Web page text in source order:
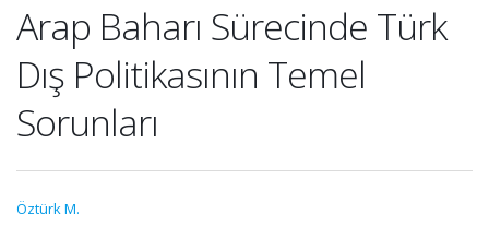
Arap Baharı Sürecinde Türk
Dış Politikasının Temel
Sorunları
Öztürk M.